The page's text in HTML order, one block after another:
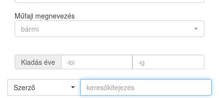
Műfaji megnevezés
bármi
Kiadás éve
Szerző